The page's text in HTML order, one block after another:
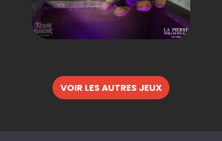
VOIR LES AUTRES JEUX